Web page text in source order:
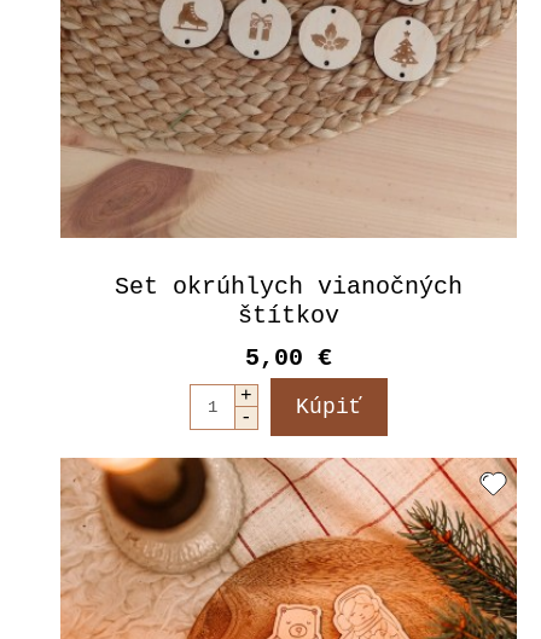
Set okrúhlych vianočných
štítkov
5,00 €